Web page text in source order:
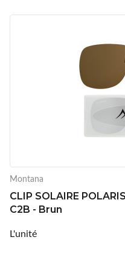
Montana
CLIP SOLAIRE
C2B - Brun
L'unité